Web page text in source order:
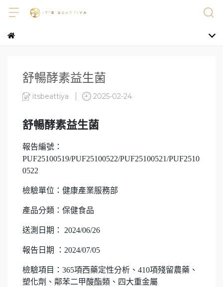
舒暢酵素益生菌
itsbeattiya 2025-02-24
舒暢酵素益生菌
報告編號：
PUF25100519/PUF25100522/PUF25100521/PUF2510
0522
檢驗單位：健康產業服務部
產品分類：保健食品
送測日期： 2024/06/26
報告日期 ：2024/07/05
檢驗項目：365項西藥定性分析、410項殘留農藥、
塑化劑、鄰苯二甲酸酯類、四大重金屬